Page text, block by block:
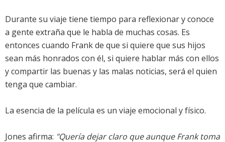
Durante su viaje tiene tiempo para reflexionar y conoce
a gente extraña que le habla de muchas cosas. Es
entonces cuando Frank de que si quiere que sus hijos
sean más honrados con él, si quiere hablar más con ellos
y compartir las buenas y las malas noticias, será el quien
tenga que cambiar.
La esencia de la película es un viaje emocional y físico.
Jones afirma: "Quería dejar claro que aunque Frank toma